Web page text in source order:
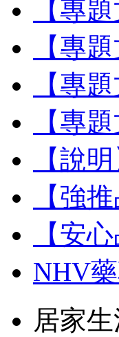
【專
【專
【專
【專
【說
【強
【安
NHV
居家